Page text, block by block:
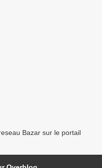
Bazar sur le portail